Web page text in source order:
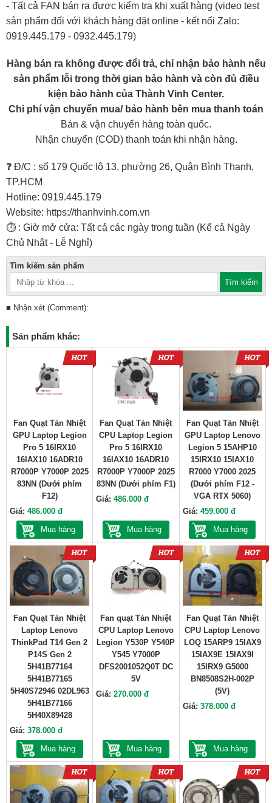
- Tất cả FAN bán ra được kiểm tra khi xuất hàng (video test
sản phẩm đối với khách hàng đặt online - kết nối Zalo:
0919.445.179 - 0932.445.179)
Hàng bán ra không được đổi trả, chỉ nhận bảo hành nếu
sản phẩm lỗi trong thời gian bảo hành và còn đủ điều
kiện bảo hành của Thành Vinh Center.
Chi phí vận chuyển mua/ bảo hành bên mua thanh toán
Bán & vận chuyển hàng toàn quốc.
Nhận chuyển (COD) thanh toán khi nhận hàng.
❓ Đ/C : số 179 Quốc lộ 13, phường 26, Quận Bình Thạnh,
TP.HCM
Hotline: 0919.445.179
Website: https://thanhvinh.com.vn
⏱ : Giờ mở cửa: Tất cả các ngày trong tuần (Kể cả Ngày
Chủ Nhật - Lễ Nghỉ)
Tìm kiếm sản phẩm
■ Nhận xét (Comment):
Sản phẩm khác:
Fan Quạt Tản Nhiệt
GPU Laptop Legion
Pro 5 16IRX10
16IAX10 16ADR10
R7000P Y7000P 2025
83NN (Dưới phím
F12)
Giá: 486.000 đ
Mua hàng
Fan Quạt Tản Nhiệt
CPU Laptop Legion
Pro 5 16IRX10
16IAX10 16ADR10
R7000P Y7000P 2025
83NN (Dưới phím F1)
Giá:486.000 đ
Mua hàng
Fan Quạt Tản Nhiệt
GPU Laptop Lenovo
Legion 5 15AHP10
15IRX10 15IAX10
R7000 Y7000 2025
(Dưới phím F12 -
VGA RTX 5060)
Giá: 459.000 đ
Mua hàng
Fan Quạt Tản Nhiệt
Laptop Lenovo
ThinkPad T14 Gen 2
P14S Gen 2
5H41B77164
5H41B77165
5H40S72946 02DL963
5H41B77166
5H40X89428
Giá: 378.000 đ
Mua hàng
Fan quạt Tản Nhiệt
CPU Laptop Lenovo
Legion Y530P Y540P
Y545 Y7000P
DFS2001052Q0T DC
5V
Giá:270.000 đ
Mua hàng
Fan Quạt Tản Nhiệt
CPU Laptop Lenovo
LOQ 15ARP9 15IAX9
15IAX9E 15IAX9I
15IRX9 G5000
BN8508S2H-002P
(5V)
Giá: 378.000 đ
Mua hàng